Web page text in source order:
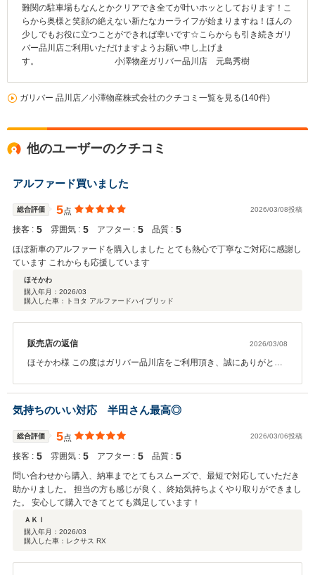
難関の駐車場もなんとかクリアでき全てが叶いホッとしております！こ
らから奥様と笑顔の絶えない新たなカーライフが始まりますね！ほんの
少しでもお役に立つことができれば幸いです☆こらからも引き続きガリ
バー品川店ご利用いただけますようお願い申し上げま
す。 小澤物産ガリバー品川店 元島秀樹
ガリバー 品川店／小澤物産株式会社のクチコミ一覧を見る(140件)
他のユーザーのクチコミ
アルファード買いました
総合評価 5点 2026/03/08投稿
接客 : 5 雰囲気 : 5 アフター : 5 品質 : 5
ほぼ新車のアルファードを購入しました とても熱心で丁寧なご対応に感謝し
ています これからも応援しています
ほそかわ
購入年月： 2026/03
購入した車：トヨタ アルファードハイブリッド
販売店の返信 2026/03/08
ほそかわ様 この度はガリバー品川店をご利用頂き、誠にありがとう
ありがとうございます。 拘りがある部分にお応えしたいのと、でき
る限りいい状態でご納車したい想いで一生懸命仕上げさせて頂きま
した。 部品手配もご協力して頂きありがとうございます。 お車の仕
上がりにもご満足頂けたようで嬉しい想いです。 ほそかわ様、ご家
族、皆様が車を通じて笑顔になり、喜んで頂ける最上級グレードの
車です。 素敵なカーライフをお過ごしください。 今後ともどうぞ宜
しくお願い致します。 担当 半田
気持ちのいい対応 半田さん最高◎
総合評価 5点 2026/03/06投稿
接客 : 5 雰囲気 : 5 アフター : 5 品質 : 5
問い合わせから購入、納車までとてもスムーズで、最短で対応していただき
助かりました。 担当の方も感じが良く、終始気持ちよくやり取りができまし
た。 安心して購入できてとても満足しています！
ＡＫＩ
購入年月： 2026/03
購入した車：レクサス RX